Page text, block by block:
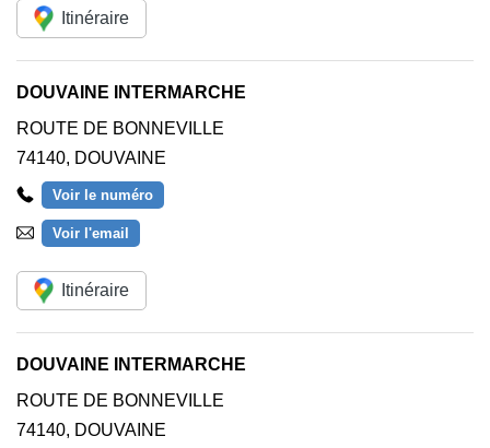
Itinéraire
DOUVAINE INTERMARCHE
ROUTE DE BONNEVILLE
74140, DOUVAINE
Voir le numéro
Voir l'email
Itinéraire
DOUVAINE INTERMARCHE
ROUTE DE BONNEVILLE
74140, DOUVAINE